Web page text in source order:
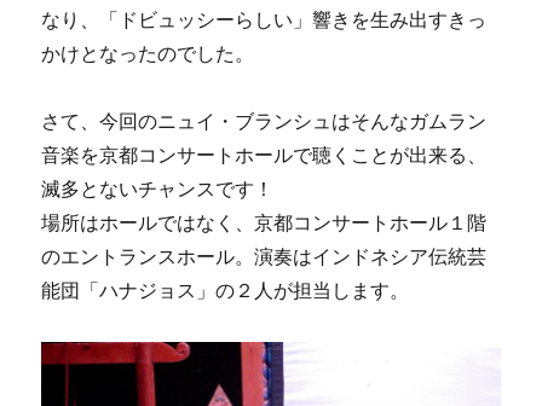
なり、「ドビュッシーらしい」響きを生み出すきっ
かけとなったのでした。
さて、今回のニュイ・ブランシュはそんなガムラン
音楽を京都コンサートホールで聴くことが出来る、
滅多とないチャンスです！
場所はホールではなく、京都コンサートホール１階
のエントランスホール。演奏はインドネシア伝統芸
能団「ハナジョス」の２人が担当します。